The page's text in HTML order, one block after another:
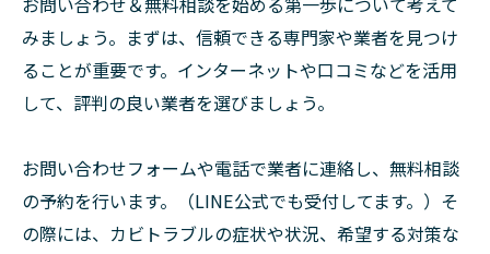
みましょう。まずは、信頼できる専門家や業者を見つけ
ることが重要です。インターネットや口コミなどを活用
して、評判の良い業者を選びましょう。
お問い合わせフォームや電話で業者に連絡し、無料相談
の予約を行います。（LINE公式でも受付してます。）そ
の際には、カビトラブルの症状や状況、希望する対策な